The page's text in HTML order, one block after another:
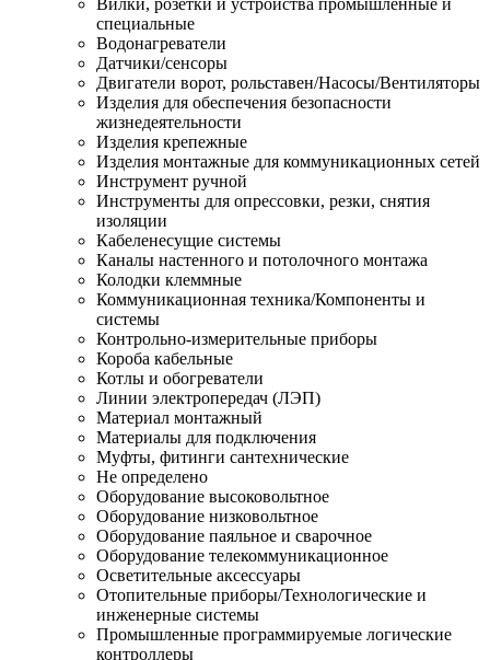
специальные
Водонагреватели
Датчики/сенсоры
Двигатели ворот, рольставен/Насосы/Вентиляторы
Изделия для обеспечения безопасности
жизнедеятельности
Изделия крепежные
Изделия монтажные для коммуникационных сетей
Инструмент ручной
Инструменты для опрессовки, резки, снятия
изоляции
Кабеленесущие системы
Каналы настенного и потолочного монтажа
Колодки клеммные
Коммуникационная техника/Компоненты и
системы
Контрольно-измерительные приборы
Короба кабельные
Котлы и обогреватели
Линии электропередач (ЛЭП)
Материал монтажный
Материалы для подключения
Муфты, фитинги сантехнические
Не определено
Оборудование высоковольтное
Оборудование низковольтное
Оборудование паяльное и сварочное
Оборудование телекоммуникационное
Осветительные аксессуары
Отопительные приборы/Технологические и
инженерные системы
Промышленные программируемые логические
контроллеры